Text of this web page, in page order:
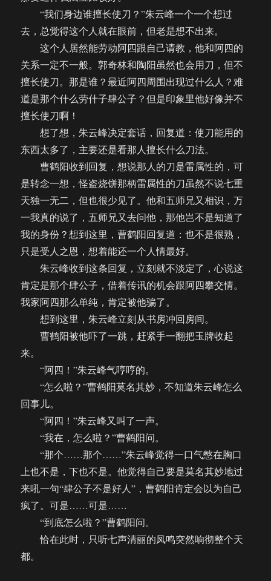
“我们身边谁擅长使刀？”朱云峰一个一个想过
去，总觉得这个人就在眼前，但老是想不出来。
这个人居然能劳动阿四跟自己请教，他和阿四的
关系一定不一般。郭奇林和陶阳虽然也会用刀，但不
擅长使刀。那是谁？最近阿四周围出现过什么人？难
道是那个什么劳什子肆公子？但是印象里他好像并不
擅长使刀啊！
想了想，朱云峰决定套话，回复道：使刀能用的
东西太多了，主要还是看那人擅长什么刀法。
曹鹤阳收到回复，想说那人的刀是雷属性的，可
是转念一想，怪盗烧饼那柄雷属性的刀虽然不说七重
天独一无二，但也很少见了。他和五师兄又相识，万
一我真的说了，五师兄又去问他，那他岂不是知道了
我的身份？想到这里，曹鹤阳回复道：也不是很熟，
只是受人之恩，想着能还一个人情最好。
朱云峰收到这条回复，立刻就不淡定了，心说这
肯定是那个肆公子，借着传讯的机会跟阿四攀交情。
我家阿四那么单纯，肯定被他骗了。
想到这里，朱云峰立刻从书房冲回房间。
曹鹤阳被他吓了一跳，赶紧手一翻把玉牌收起
来。
“阿四！”朱云峰气哼哼的。
“怎么啦？”曹鹤阳莫名其妙，不知道朱云峰怎么
回事儿。
“阿四！”朱云峰又叫了一声。
“我在，怎么啦？”曹鹤阳问。
“那个……那个……”朱云峰觉得一口气憋在胸口
上也不是，下也不是。他觉得自己要是莫名其妙地过
来吼一句“肆公子不是好人”，曹鹤阳肯定会以为自己
疯了。可是……可是……
“到底怎么啦？”曹鹤阳问。
恰在此时，只听七声清丽的凤鸣突然响彻整个天
都。